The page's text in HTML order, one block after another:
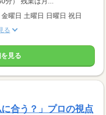
曜日 土曜日 日曜日 祝日
る
見る
合う？」プロの視点